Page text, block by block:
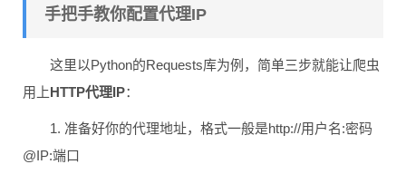
手把手教你配置代理IP
这里以Python的Requests库为例，简单三步就能让爬虫
用上HTTP代理IP：
1. 准备好你的代理地址，格式一般是http://用户名:密码
@IP:端口